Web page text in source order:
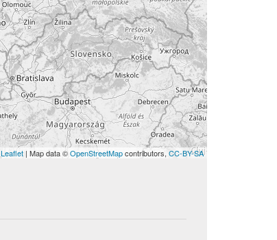
Leaflet | Map data ©OpenStreetMapcontributors, CC-BY-SA